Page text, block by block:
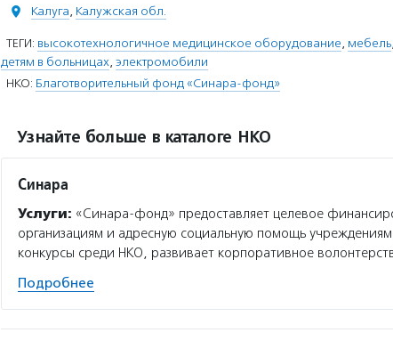
Калуга, Калужская обл.
ТЕГИ: высокотехнологичное медицинское оборудование, мебель,
детям в больницах, электромобили
НКО: Благотворительный фонд «Синара-фонд»
Узнайте больше в каталоге НКО
Синара
Услуги: «Синара-фонд» предоставляет целевое
организациям и адресную социальную помощь
конкурсы среди НКО, развивает корпоративное
Подробнее